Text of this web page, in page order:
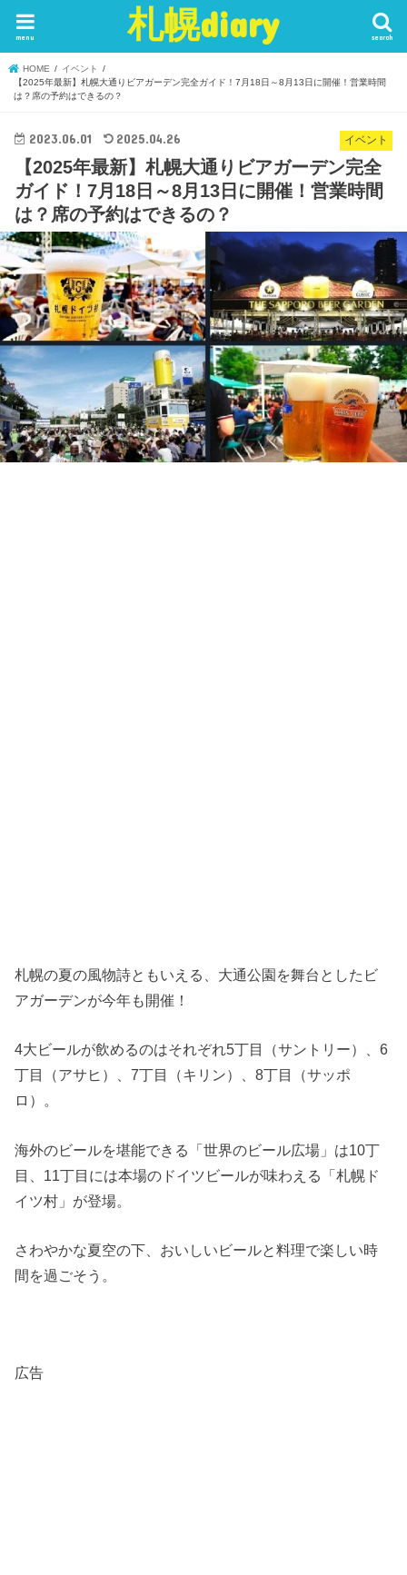
札幌diary search
menu
HOME
イベント
【2025年最新】札幌大通りビアガーデン完全ガイド！7月18日～8月13日に開催！営業時間
は？席の予約はできるの？
イベント
2023.06.01 2025.04.26
【2025年最新】札幌大通りビアガーデン完全
ガイド！7月18日～8月13日に開催！営業時間
は？席の予約はできるの？
札幌の夏の風物詩ともいえる、大通公園を舞台としたビ
アガーデンが今年も開催！
4大ビールが飲めるのはそれぞれ5丁目（サントリー）、6
丁目（アサヒ）、7丁目（キリン）、8丁目（サッポ
ロ）。
海外のビールを堪能できる「世界のビール広場」は10丁
目、11丁目には本場のドイツビールが味わえる「札幌ド
イツ村」が登場。
さわやかな夏空の下、おいしいビールと料理で楽しい時
間を過ごそう。
広告